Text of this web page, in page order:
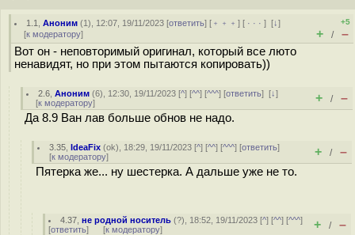
1.1 ,Аноним (1), 12:07, 19/11/2023 [ответить] [ ﹢﹢﹢] [ · · ·][↓]
[к модератору]
+5
+ / –
Вот он - неповторимый оригинал, который все люто
ненавидят, но при этом пытаются копировать))
2.6 ,Аноним (6), 12:30, 19/11/2023 [^] [^^] [^^^] [ответить][↓]
[к модератору] + / –
Да 8.9 Ван лав больше обнов не надо.
3.35 ,IdeaFix (ok), 18:29, 19/11/2023 [^] [^^] [^^^] [ответить]
[к модератору] + / –
Пятерка же... ну шестерка. А дальше уже не то.
4.37 ,не родной носитель (?), 18:52, 19/11/2023 [^] [^^] [^^^]
[ответить] [к модератору] + / –